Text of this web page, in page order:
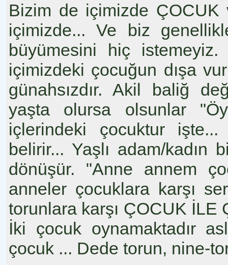
Bizim de içimizde ÇOCUK
içimizde... Ve biz
büyümesini hiç
içimizdeki çocuğun dışa
günahsızdır. Akil baliğ
yaşta olursa olsunlar
içlerindeki çocuktur
belirir... Yaşlı adam/
dönüşür. "Anne annem
anneler çocuklara karşı
torunlara karşı ÇOCUK
İki çocuk oynamaktadır
çocuk ... Dede torun, nine-